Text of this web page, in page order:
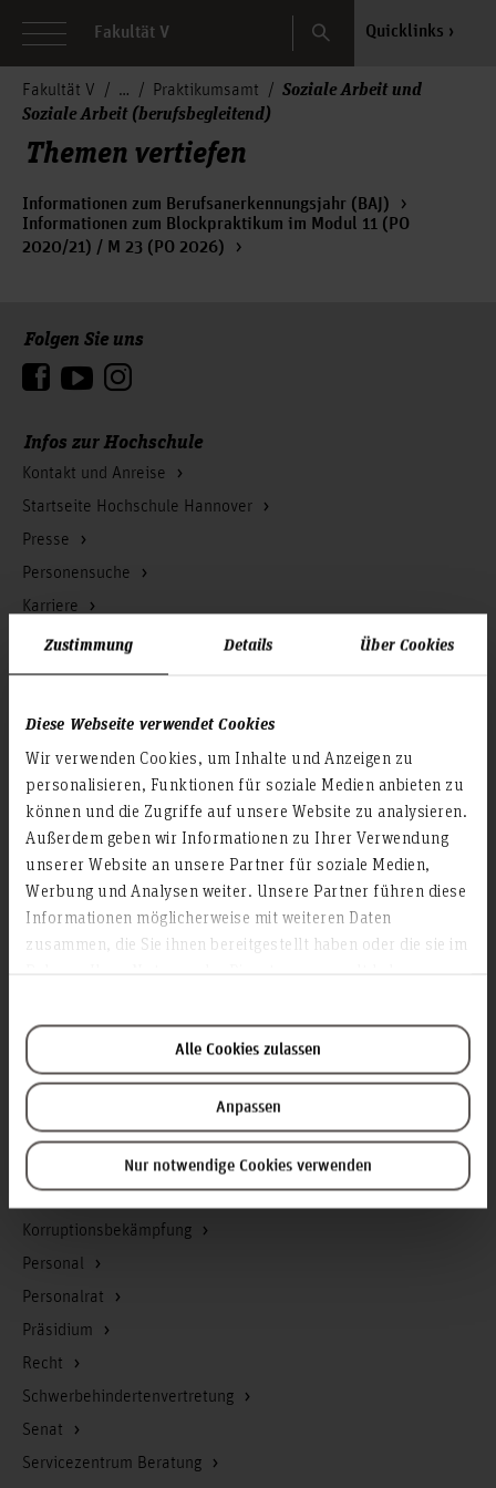
Zustimmung Details Über Cookies
Diese Webseite verwendet Cookies
Wir verwenden Cookies, um Inhalte und Anzeigen zu
personalisieren, Funktionen für soziale Medien anbieten zu
können und die Zugriffe auf unsere Website zu analysieren.
Außerdem geben wir Informationen zu Ihrer Verwendung
unserer Website an unsere Partner für soziale Medien,
Werbung und Analysen weiter. Unsere Partner führen diese
Informationen möglicherweise mit weiteren Daten
zusammen, die Sie ihnen bereitgestellt haben oder die sie im
Alle Cookies zulassen
Anpassen
Nur notwendige Cookies verwenden
Fakultät V Search Quicklinks
Fakultät V Praktikumsamt
Soziale Arbeit und
Soziale Arbeit (berufsbegleitend)
Themen vertiefen
Informationen zum Berufsanerkennungsjahr (BAJ)
Informationen zum Blockpraktikum im Modul 11 (PO
2020/21) / M 23 (PO 2026)
Infos zur Hochschule
Kontakt und Anreise
Startseite Hochschule Hannover
Presse
Personensuche
Karriere
Folgen Sie uns
Antidiskriminierungsstelle
Arbeitssicherheit
Berufungsmanagement
Bibliothek
Campusmanagement
Datenschutz
Gebäudemanagement
Geschäftsstelle Präsidium
Gleichstellung
Hochschul-IT
Kommunikation und Marketing
Korruptionsbekämpfung
Personal
Personalrat
Präsidium
Recht
Schwerbehindertenvertretung
Senat
Servicezentrum Beratung